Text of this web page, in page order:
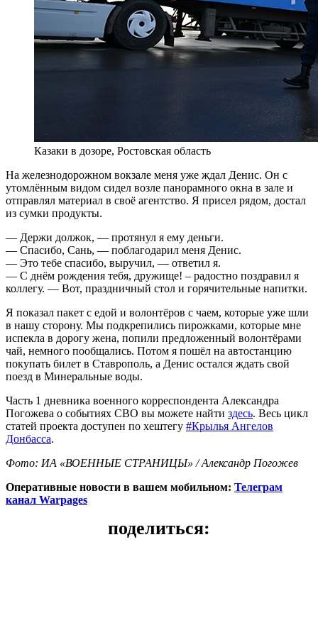
Казаки в дозоре, Ростовская область
На железнодорожном вокзале меня уже ждал Денис. Он с
утомлённым видом сидел возле панорамного окна в зале и
отправлял материал в своё агентство. Я присел рядом, достал
из сумки продукты.
— Держи должок, — протянул я ему деньги.
— Спасибо, Сань, — поблагодарил меня Денис.
— Это тебе спасибо, выручил, — ответил я.
— С днём рождения тебя, дружище! – радостно поздравил я
коллегу. — Вот, праздничный стол и горячительные напитки.
Я показал пакет с едой и волонтёров с чаем, которые уже шли
в нашу сторону. Мы подкрепились пирожками, которые мне
испекла в дорогу жена, попили предложенный волонтёрами
чай, немного пообщались. Потом я пошёл на автостанцию
покупать билет в Ставрополь, а Денис остался ждать свой
поезд в Минеральные воды.
Часть 1 дневника военного корреспондента Александра
Погожева о событиях СВО вы можете найти здесь. Весь цикл
статей проекта доступен по хештегу #Крылья Ангелов
Донбасса.
Фото: ИА «ВОЕННЫЕ СТРАНИЦЫ» / Александр Погожев
Оперативные новости в вашем мобильном: Телеграм
канал Warpages
поделиться: